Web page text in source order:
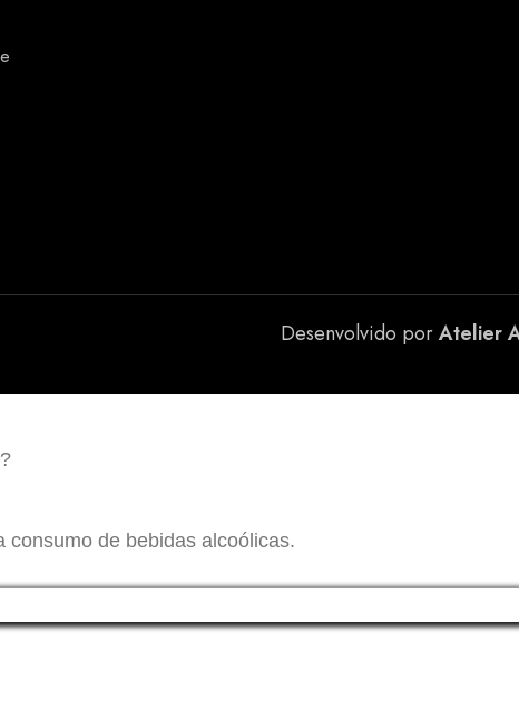
Desenvolvido porAtelier
consumo de bebidas alcoólicas.